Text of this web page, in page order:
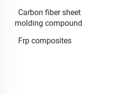
Carbon fiber sheet
molding compound
Frp composites